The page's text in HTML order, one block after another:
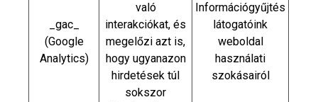
_gac_
(Google
Analytics)
való
interakciókat, és
megelőzi azt is,
hogy ugyanazon
hirdetések túl
sokszor
Információgyűjtés
látogatóink
weboldal
használati
szokásairól